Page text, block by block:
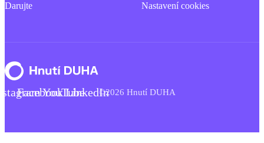
Darujte
Nastavení cookies
FacebookYouTubeLinkedIn©2026 Hnutí DUHA